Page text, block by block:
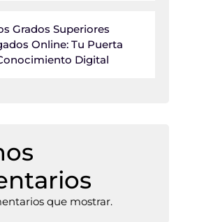
Grados Superiores
Online: Tu Puerta
Digital
que mostrar.